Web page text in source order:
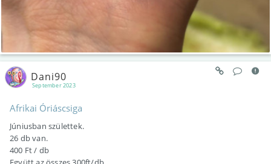
September 2023
Dani90
Afrikai Óriáscsiga
Júniusban születtek.
26 db van.
400 Ft / db